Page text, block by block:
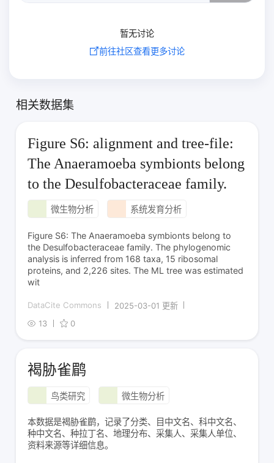
暂无讨论
前往社区查看更多讨论
相关数据集
Figure S6: alignment and tree-file:
The Anaeramoeba symbionts belong
to the Desulfobacteraceae family.
微生物分析 系统发育分析
Figure S6: The Anaeramoeba symbionts belong to
the Desulfobacteraceae family. The phylogenomic
analysis is inferred from 168 taxa, 15 ribosomal
proteins, and 2,226 sites. The ML tree was estimated
wit
DataCite Commons
2025-03-01 更新
13
0
褐胁雀鹛
鸟类研究 微生物分析
本数据是褐胁雀鹛，记录了分类、目中文名、科中文名、
种中文名、种拉丁名、地理分布、采集人、采集人单位、
资料来源等详细信息。